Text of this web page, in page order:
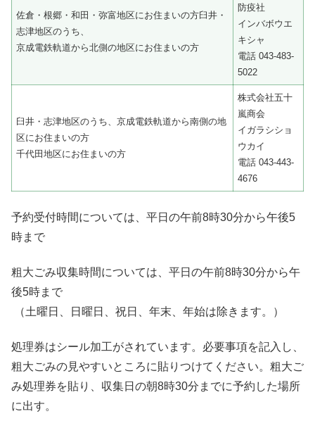
佐倉・根郷・和田・弥富地区にお住まいの方臼井・
志津地区のうち、
京成電鉄軌道から北側の地区にお住まいの方
防疫社
インバボウエ
キシャ
電話 043-483-
5022
臼井・志津地区のうち、京成電鉄軌道から南側の地
区にお住まいの方
千代田地区にお住まいの方
株式会社五十
嵐商会
イガラシショ
ウカイ
電話 043-443-
4676
予約受付時間については、平日の午前8時30分から午後5
時まで
粗大ごみ収集時間については、平日の午前8時30分から午
後5時まで
（土曜日、日曜日、祝日、年末、年始は除きます。）
処理券はシール加工がされています。必要事項を記入し、
粗大ごみの見やすいところに貼りつけてください。粗大ご
み処理券を貼り、収集日の朝8時30分までに予約した場所
に出す。